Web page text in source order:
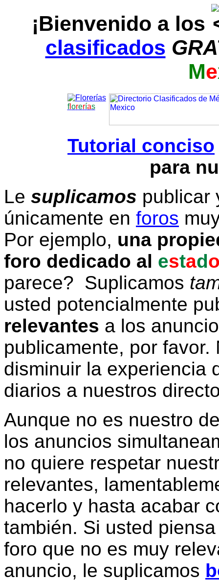
¡Bienvenido a los
clasificados
Me
florerías
Tutorial conciso
para
Le suplicamos publicar
únicamente en foros
Por ejemplo, una
foro dedicado al estad
parece? Suplicamos
usted potencialmente
relevantes a los
publicamente, por
disminuir la experiencia
diarios a nuestros
Aunque no es nuestro
los anuncios
no quiere respetar
relevantes,
hacerlo y hasta acabar
también. Si usted
foro que no es muy
anuncio, le suplicamos